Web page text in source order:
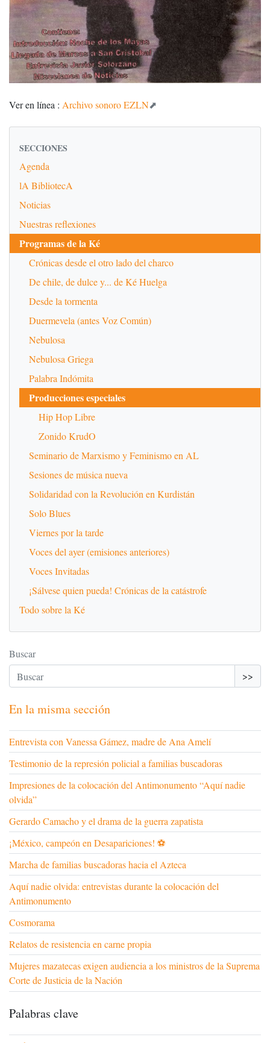
Ver en línea : Archivo sonoro EZLN
SECCIONES
Agenda
lA BibliotecA
Noticias
Nuestras reflexiones
Programas de la Ké
Crónicas desde el otro lado del charco
De chile, de dulce y... de Ké Huelga
Desde la tormenta
Duermevela (antes Voz Común)
Nebulosa
Nebulosa Griega
Palabra Indómita
Producciones especiales
Hip Hop Libre
Zonido KrudO
Seminario de Marxismo y Feminismo en AL
Sesiones de música nueva
Solidaridad con la Revolución en Kurdistán
Solo Blues
Viernes por la tarde
Voces del ayer (emisiones anteriores)
Voces Invitadas
¡Sálvese quien pueda! Crónicas de la catástrofe
Todo sobre la Ké
Buscar
>>
En la misma sección
Entrevista con Vanessa Gámez, madre de Ana Amelí
Testimonio de la represión policial a familias buscadoras
Impresiones de la colocación del Antimonumento “Aquí nadie
olvida”
Gerardo Camacho y el drama de la guerra zapatista
¡México, campeón en Desapariciones! ⚽
Marcha de familias buscadoras hacia el Azteca
Aquí nadie olvida: entrevistas durante la colocación del
Antimonumento
Cosmorama
Relatos de resistencia en carne propia
Mujeres mazatecas exigen audiencia a los ministros de la Suprema
Corte de Justicia de la Nación
Palabras clave